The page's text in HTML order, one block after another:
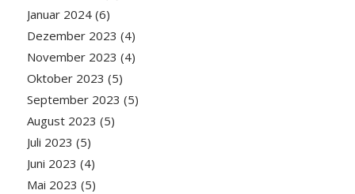
Januar 2024(6)
Dezember 2023 (4)
November 2023 (4)
Oktober 2023 (5)
September 2023 (5)
August 2023 (5)
Juli 2023 (5)
Juni 2023 (4)
Mai 2023 (5)